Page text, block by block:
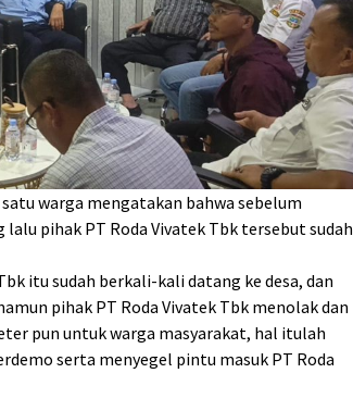
warga mengatakan bahwa sebelum
pihak PT Roda Vivatek Tbk tersebut sudah
itu sudah berkali-kali datang ke desa, dan
pihak PT Roda Vivatek Tbk menolak dan
pun untuk warga masyarakat, hal itulah
serta menyegel pintu masuk PT Roda